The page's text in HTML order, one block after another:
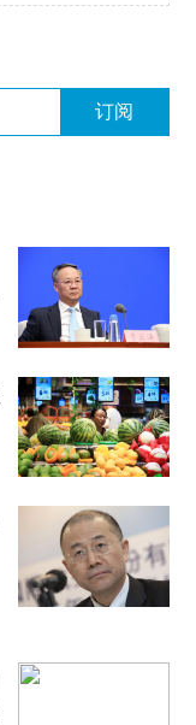
订阅